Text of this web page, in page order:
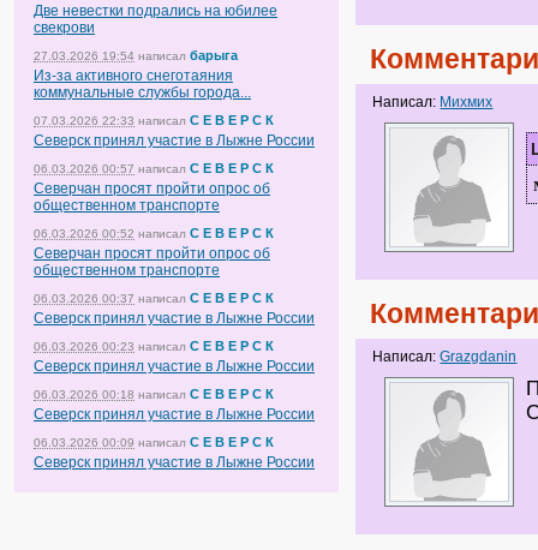
Две невестки подрались на юбилее
свекрови
27.03.2026 19:54 написал барыга
Из-за активного снеготаяния
коммунальные службы города...
07.03.2026 22:33 написал С Е В Е Р С К
Северск принял участие в Лыжне России
06.03.2026 00:57 написал С Е В Е Р С К
Северчан просят пройти опрос об
общественном транспорте
06.03.2026 00:52 написал С Е В Е Р С К
Северчан просят пройти опрос об
общественном транспорте
06.03.2026 00:37 написал С Е В Е Р С К
Северск принял участие в Лыжне России
06.03.2026 00:23 написал С Е В Е Р С К
Северск принял участие в Лыжне России
06.03.2026 00:18 написал С Е В Е Р С К
Северск принял участие в Лыжне России
06.03.2026 00:09 написал С Е В Е Р С К
Северск принял участие в Лыжне России
Написал: Михмих
Написал:Grazgdanin